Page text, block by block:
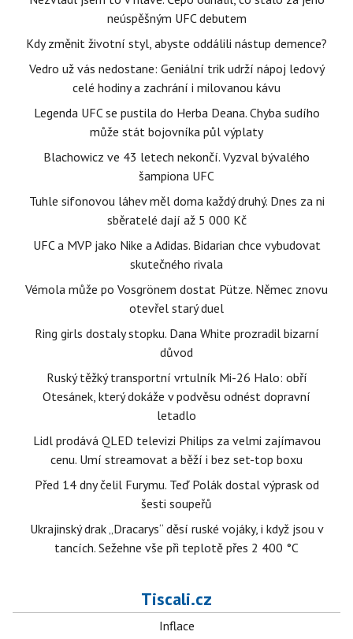
neúspěšným UFC debutem
Kdy změnit životní styl, abyste oddálili nástup demence?
Vedro už vás nedostane: Geniální trik udrží nápoj ledový
celé hodiny a zachrání i milovanou kávu
Legenda UFC se pustila do Herba Deana. Chyba sudího
může stát bojovníka půl výplaty
Blachowicz ve 43 letech nekončí. Vyzval bývalého
šampiona UFC
Tuhle sifonovou láhev měl doma každý druhý. Dnes za ni
sběratelé dají až 5 000 Kč
UFC a MVP jako Nike a Adidas. Bidarian chce vybudovat
skutečného rivala
Vémola může po Vosgrönem dostat Pütze. Němec znovu
otevřel starý duel
Ring girls dostaly stopku. Dana White prozradil bizarní
důvod
Ruský těžký transportní vrtulník Mi-26 Halo: obří
Otesánek, který dokáže v podvěsu odnést dopravní
letadlo
Lidl prodává QLED televizi Philips za velmi zajímavou
cenu. Umí streamovat a běží i bez set-top boxu
Před 14 dny čelil Furymu. Teď Polák dostal výprask od
šesti soupeřů
Ukrajinský drak „Dracarys“ děsí ruské vojáky, i když jsou v
tancích. Sežehne vše při teplotě přes 2 400 °C
Tiscali.cz
Inflace